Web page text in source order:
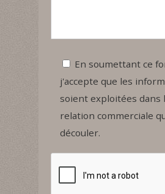
En soumettant ce
j'accepte que les
soient exploitées dans
relation commerciale
découler.